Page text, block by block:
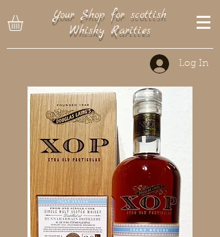
Your Shop for scottish
Whisky Rarities
Log In